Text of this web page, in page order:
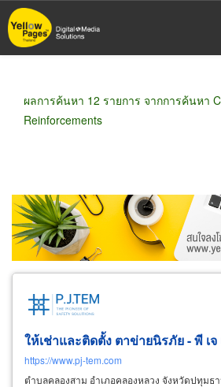
ข้าม
ไป
ผลการค้นหา 12 รายการ จากการค้นหา
Reinforcements
ขายส่ง ขายปลีก ผู้ผลิต
ผู้ส่งออก/นำเข้า
ธุรกิจบริการ
ให้เช่าและติดตั้ง ตาข่ายนิรภัย - พี เจ
https://www.pj-tem.com
ตำบลคลองสาม อำเภอคลองหลวง จังหวัดปทุมธ